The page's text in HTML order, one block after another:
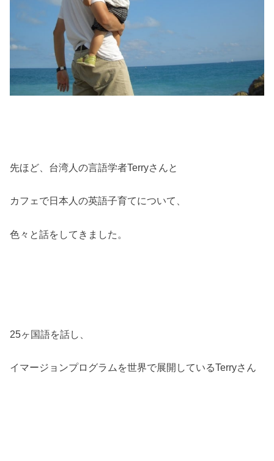
先ほど、台湾人の言語学者Terryさんと
カフェで日本人の英語子育てについて、
色々と話をしてきました。
25ヶ国語を話し、
イマージョンプログラムを世界で展開しているTerryさん